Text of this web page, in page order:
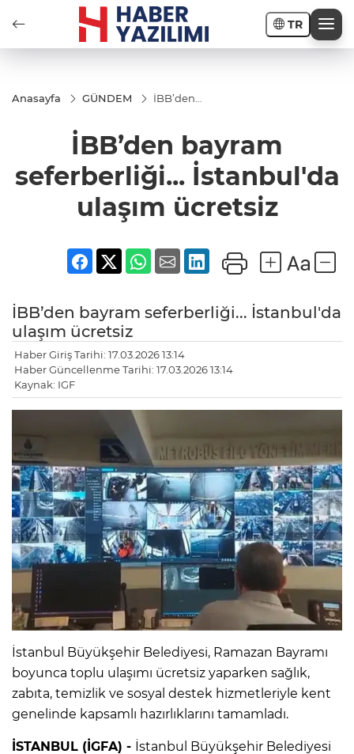
TR
Anasayfa GÜNDEM
İBB’den
İstanbul'da
ulaşım
İBB’den bayram
seferberliği... İstanbul'da
ulaşım ücretsiz
İBB’den bayram seferberliği... İstanbul'da
ulaşım ücretsiz
Haber Giriş Tarihi: 17.03.2026 13:14
Haber Güncellenme Tarihi: 17.03.2026 13:14
Kaynak: IGF
İstanbul Büyükşehir Belediyesi, Ramazan Bayramı
boyunca toplu ulaşımı ücretsiz yaparken sağlık,
zabıta, temizlik ve sosyal destek hizmetleriyle kent
genelinde kapsamlı hazırlıklarını tamamladı.
İSTANBUL (İGFA) - İstanbul Büyükşehir Belediyesi